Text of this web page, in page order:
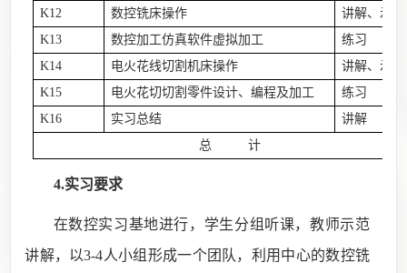
K12
数控铣床操作
讲解、示
K13
数控加工仿真软件虚拟加工
练习
K14
电火花线切割机床操作
讲解、示范
K15
电火花切切割零件设计、编程及加工
练习
K16
实习总结
讲解
总 计
4.实习要求
在数控实习基地进行，学生分组听课，教师示范
讲解，以3-4人小组形成一个团队，利用中心的数控铣